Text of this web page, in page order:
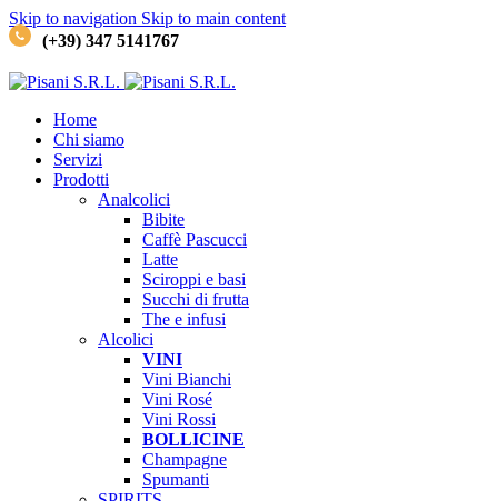
Skip to navigation Skip to main content
(+39) 347 5141767
Home
Chi siamo
Servizi
Prodotti
Analcolici
Bibite
Caffè Pascucci
Latte
Sciroppi e basi
Succhi di frutta
The e infusi
Alcolici
VINI
Vini Bianchi
Vini Rosé
Vini Rossi
BOLLICINE
Champagne
Spumanti